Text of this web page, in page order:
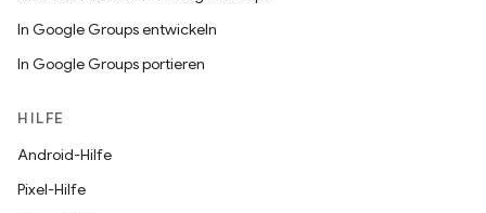
In Google Groups entwickeln
In Google Groups portieren
HILFE
Android-Hilfe
Pixel-Hilfe